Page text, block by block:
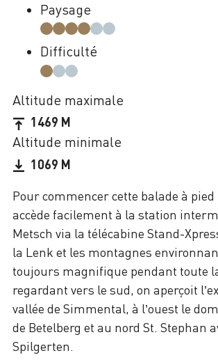
Pour commencer cette balade à
accède facilement à la station
Metsch via la télécabine Stand-
la Lenk et les montagnes
toujours magnifique pendant toute
regardant vers le sud, on aperçoit
vallée de Simmental, à l’ouest le
de Betelberg et au nord St. Stephan
Spilgerten.
Paysage
Difficulté
Altitude maximale
1469 M
Altitude minimale
1069 M